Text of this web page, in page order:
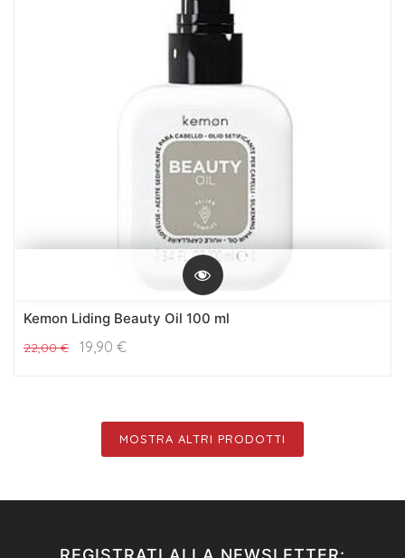
Kemon Liding Beauty Oil 100 ml
22,00€ 19,90 €
MOSTRA ALTRI PRODOTTI